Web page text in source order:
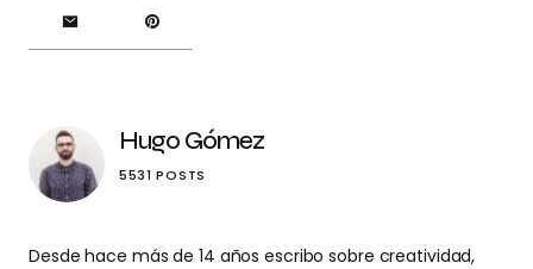
Hugo Gómez
5531 POSTS
Desde hace más de 14 años escribo sobre creatividad,